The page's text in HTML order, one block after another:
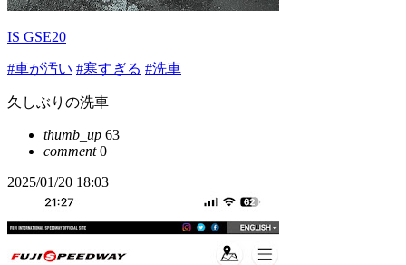
IS GSE20
#車が汚い #寒すぎる #洗車
久しぶりの洗車
thumb_up 63
comment0
2025/01/20 18:03